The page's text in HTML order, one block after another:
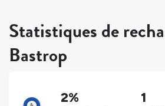
Statistiques de
Bastrop
2% 1